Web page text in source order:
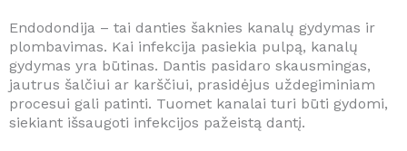
Endodondija – tai danties šaknies kanalų gydymas ir
plombavimas. Kai infekcija pasiekia pulpą, kanalų
gydymas yra būtinas. Dantis pasidaro skausmingas,
jautrus šalčiui ar karščiui, prasidėjus uždegiminiam
procesui gali patinti. Tuomet kanalai turi būti gydomi,
siekiant išsaugoti infekcijos pažeistą dantį.